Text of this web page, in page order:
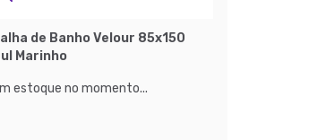
de Banho Velour 85x150
Marinho
estoque no momento...